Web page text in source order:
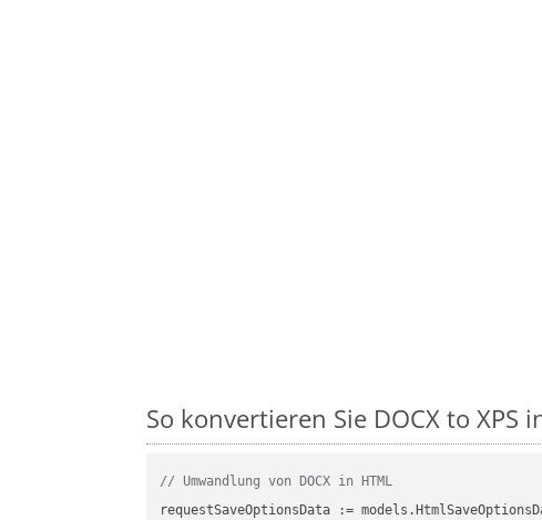
So konvertieren Sie DOCX to
// Umwandlung von DOCX in HTML
requestSaveOptionsData :=